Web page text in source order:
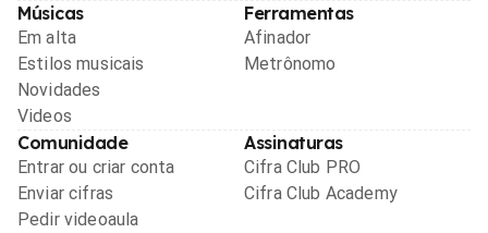
Músicas
Em alta
Estilos musicais
Novidades
Videos
Ferramentas
Afinador
Metrônomo
Comunidade
Entrar ou criar conta
Enviar cifras
Pedir videoaula
Assinaturas
Cifra Club PRO
Cifra Club Academy